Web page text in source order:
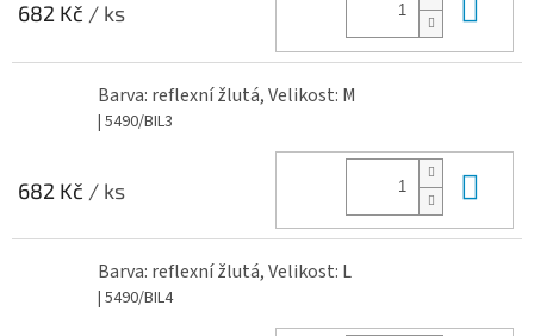
682 Kč / ks
Barva: reflexní žlutá, Velikost: M
| 5490/BIL3
682 Kč / ks
Barva: reflexní žlutá, Velikost: L
| 5490/BIL4